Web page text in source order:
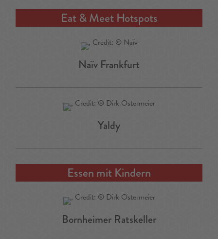
Eat & Meet Hotspots
Naïv Frankfurt
Yaldy
Essen mit Kindern
Bornheimer Ratskeller